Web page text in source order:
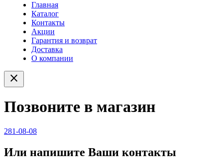
Главная
Каталог
Контакты
Акции
Гарантия и возврат
Доставка
О компании
close
Позвоните в магазин
281-08-08
Или напишите Ваши контакты